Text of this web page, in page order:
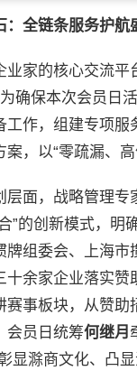
：全链条服务护航
业家的核心交流平
确保本次会员日
工作，组建专项
，以“零疏漏、
层面，战略管理专
”的创新模式，明
牌组委会、上海
十余家企业落实
赛事板块，从赞助
会员日统筹何继月
显滁商文化、凸